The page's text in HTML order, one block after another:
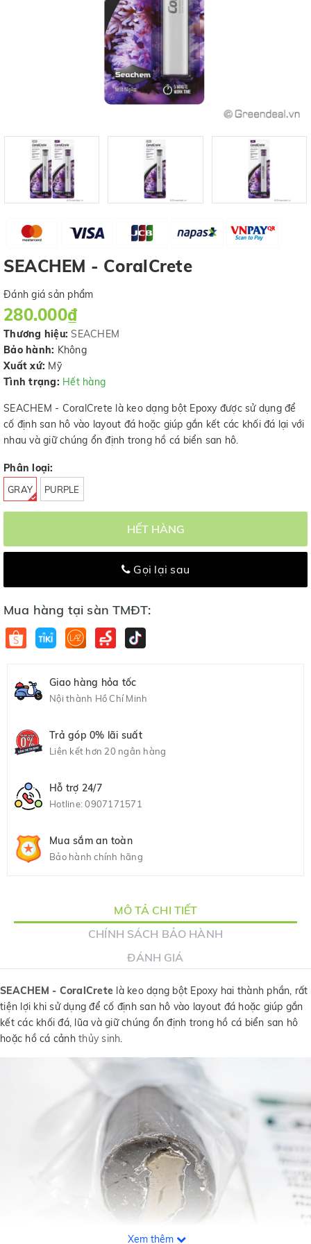
SEACHEM - CoralCrete
Đánh giá sản phẩm
280.000₫
Thương hiệu: SEACHEM
Bảo hành: Không
Xuất xứ: Mỹ
Tình trạng: Hết hàng
SEACHEM - CoralCrete là keo dạng bột Epoxy được sử dụng để
cố định san hô vào layout đá hoặc giúp gắn kết các khối đá lại với
nhau và giữ chúng ổn định trong hồ cá biển san hô.
Phân loại:
GRAY PURPLE
HẾT HÀNG
Gọi lại sau
Mua hàng tại sàn TMĐT:
Giao hàng hỏa tốc
Nội thành Hồ Chí Minh
Trả góp 0% lãi suất
Liên kết hơn 20 ngân hàng
Hỗ trợ 24/7
Hotline:0907171571
Mua sắm an toàn
Bảo hành chính hãng
MÔ TẢ CHI TIẾT
CHÍNH SÁCH BẢO HÀNH
ĐÁNH GIÁ
SEACHEM - CoralCrete là keo dạng bột Epoxy hai thành phần, rất
tiện lợi khi sử dụng để cố định san hô vào layout đá hoặc giúp gắn
kết các khối đá, lũa và giữ chúng ổn định trong hồ cá biển san hô
hoặc hồ cá cảnh thủy sinh.
Xem thêm